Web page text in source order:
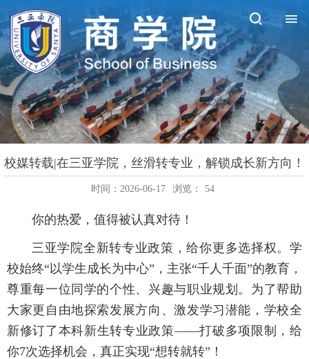
校媒转载|在三亚学院，丝滑转专业，解锁成长新方向！
时间：2026-06-17 浏览： 54
你的热爱，值得被认真对待！
三亚学院全新转专业政策，给你更多选择权。学
校始终“以学生成长为中心”，主张“千人千面”的教育，
尊重每一位同学的个性、兴趣与职业规划。为了帮助
大家更自由地探索发展方向、激发学习潜能，学校全
新修订了本科新生转专业政策——打破多项限制，给
你7次选择机会，真正实现“想转就转”！